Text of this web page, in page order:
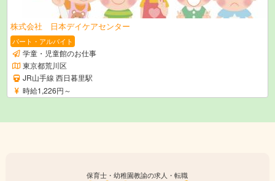
株式会社 日本デイケアセンター
パート・アルバイト
学童・児童館のお仕事
東京都荒川区
JR山手線 西日暮里駅
時給1,226円～
保育士・幼稚園教諭の求人・転職